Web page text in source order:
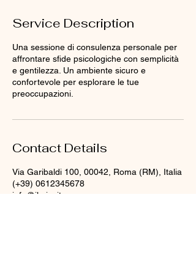
Service Description
Una sessione di consulenza personale per
affrontare sfide psicologiche con semplicità
e gentilezza. Un ambiente sicuro e
confortevole per esplorare le tue
preoccupazioni.
Contact Details
Via Garibaldi 100, 00042, Roma (RM), Italia
(+39) 0612345678
info@ilmiosito.com